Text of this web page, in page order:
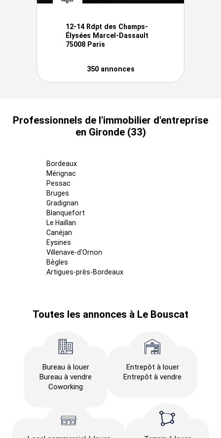
12-14 Rdpt des Champs-
Élysées Marcel-Dassault
75008 Paris
350 annonces
Professionnels de l'immobilier d'entreprise
en Gironde (33)
Bordeaux
Mérignac
Pessac
Bruges
Gradignan
Blanquefort
Le Haillan
Canéjan
Eysines
Villenave-d'Ornon
Bègles
Artigues-près-Bordeaux
Toutes les annonces à Le Bouscat
Bureau à louer
Bureau à vendre
Coworking
Entrepôt à louer
Entrepôt à vendre